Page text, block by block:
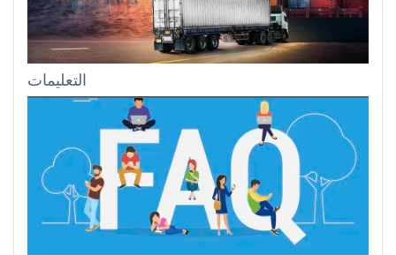
التعليمات